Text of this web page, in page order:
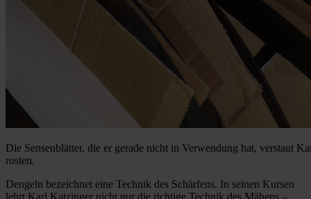
Die Sensenblätter, die er gerade nicht in Verwendung hat, verstaut
rosten.
Dengeln bezeichnet eine Technik des Schärfens. In seinen Kursen
lehrt Karl Katzinger nicht nur die richtige Technik des Mähens –